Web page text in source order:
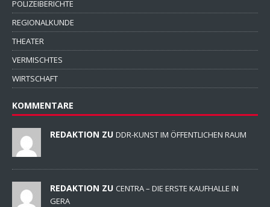
POLIZEIBERICHTE
REGIONALKUNDE
THEATER
VERMISCHTES
WIRTSCHAFT
KOMMENTARE
REDAKTION ZU DDR-KUNST IM ÖFFENTLICHEN RAUM
REDAKTION ZU CENTRA – DIE ERSTE KAUFHALLE IN
GERA